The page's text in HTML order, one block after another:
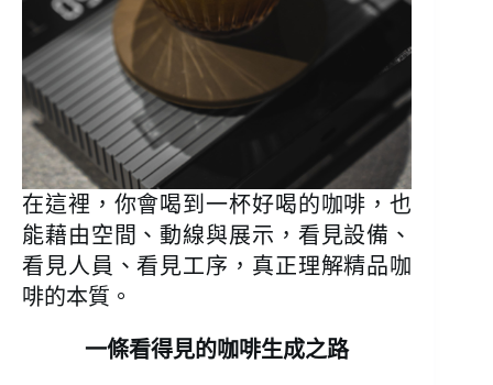
在這裡，你會喝到一杯好喝的咖啡，也
能藉由空間、動線與展示，看見設備、
看見人員、看見工序，真正理解精品咖
啡的本質。
一條看得見的咖啡生成之路